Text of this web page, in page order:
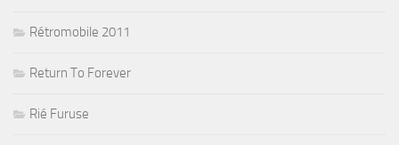
Rétromobile 2011
Return To Forever
Rié Furuse